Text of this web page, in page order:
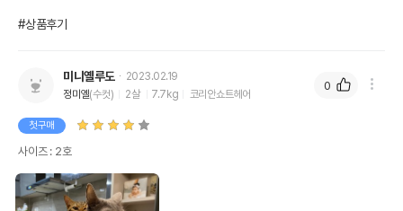
#상품후기
미니옐루도
2023.02.19
정미옐(수컷) 2살 7.7kg 코리안쇼트헤어
첫구매
사이즈 : 2호
0